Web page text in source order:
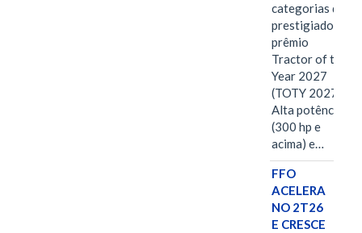
categorias do
prestigiado
prêmio
Tractor of the
Year 2027
(TOTY 2027:
Alta potência
(300 hp e
acima) e…
FFO
ACELERA
NO 2T26
E CRESCE